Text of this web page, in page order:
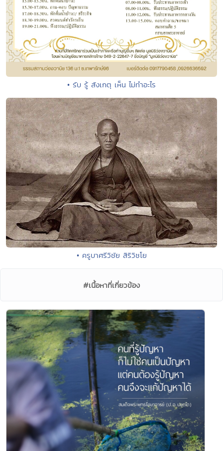
• รับ รู้ สังเกตุ เห็น ไม่ทำอะไร
• ครูบาศรีวิชัย สิริวิชโย
#เนื้อหาที่เกี่ยวข้อง